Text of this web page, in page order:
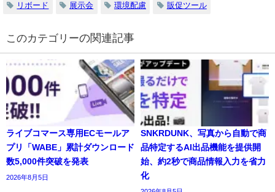
リボード 展示会 環境配慮 販促ツール
の関連記事
ライブコマース専用ECモールア
プリ「WABE」累計ダウンロード
数5,000件突破を発表
2026年8月5日
SNKRDUNK、写真から自動で商
品特定するAI出品機能を提供開
始、約2秒で商品情報入力を省力
化